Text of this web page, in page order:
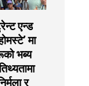
एन्ड
मा
भब्य
र